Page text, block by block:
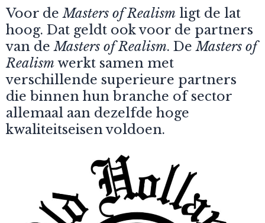
Voor deMasters of Realism ligt de lat
hoog. Dat geldt ook voor de partners
van deMasters of Realism. DeMasters of
Realismwerkt samen met
verschillende superieure partners
die binnen hun branche of sector
allemaal aan dezelfde hoge
kwaliteitseisen voldoen.